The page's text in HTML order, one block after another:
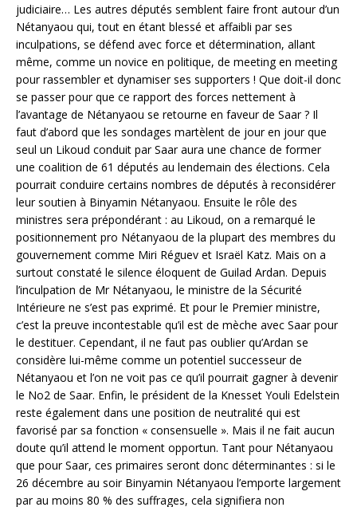
judiciaire… Les autres députés semblent faire front autour d’un
Nétanyaou qui, tout en étant blessé et affaibli par ses
inculpations, se défend avec force et détermination, allant
même, comme un novice en politique, de meeting en meeting
pour rassembler et dynamiser ses supporters ! Que doit-il donc
se passer pour que ce rapport des forces nettement à
l’avantage de Nétanyaou se retourne en faveur de Saar ? Il
faut d’abord que les sondages martèlent de jour en jour que
seul un Likoud conduit par Saar aura une chance de former
une coalition de 61 députés au lendemain des élections. Cela
pourrait conduire certains nombres de députés à reconsidérer
leur soutien à Binyamin Nétanyaou. Ensuite le rôle des
ministres sera prépondérant : au Likoud, on a remarqué le
positionnement pro Nétanyaou de la plupart des membres du
gouvernement comme Miri Réguev et Israël Katz. Mais on a
surtout constaté le silence éloquent de Guilad Ardan. Depuis
l’inculpation de Mr Nétanyaou, le ministre de la Sécurité
Intérieure ne s’est pas exprimé. Et pour le Premier ministre,
c’est la preuve incontestable qu’il est de mèche avec Saar pour
le destituer. Cependant, il ne faut pas oublier qu’Ardan se
considère lui-même comme un potentiel successeur de
Nétanyaou et l’on ne voit pas ce qu’il pourrait gagner à devenir
le No2 de Saar. Enfin, le président de la Knesset Youli Edelstein
reste également dans une position de neutralité qui est
favorisé par sa fonction « consensuelle ». Mais il ne fait aucun
doute qu’il attend le moment opportun. Tant pour Nétanyaou
que pour Saar, ces primaires seront donc déterminantes : si le
26 décembre au soir Binyamin Nétanyaou l’emporte largement
par au moins 80 % des suffrages, cela signifiera non